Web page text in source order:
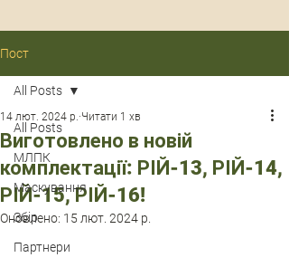
Пост
All Posts
МЛПК
Маскування
Збір
Партнери
All Posts
Виготовлено в новій
комплектації: РІЙ-13, РІЙ-14,
РІЙ-15, РІЙ-16!
14 лют. 2024 р. Читати 1 хв
Оновлено: 15 лют. 2024 р.